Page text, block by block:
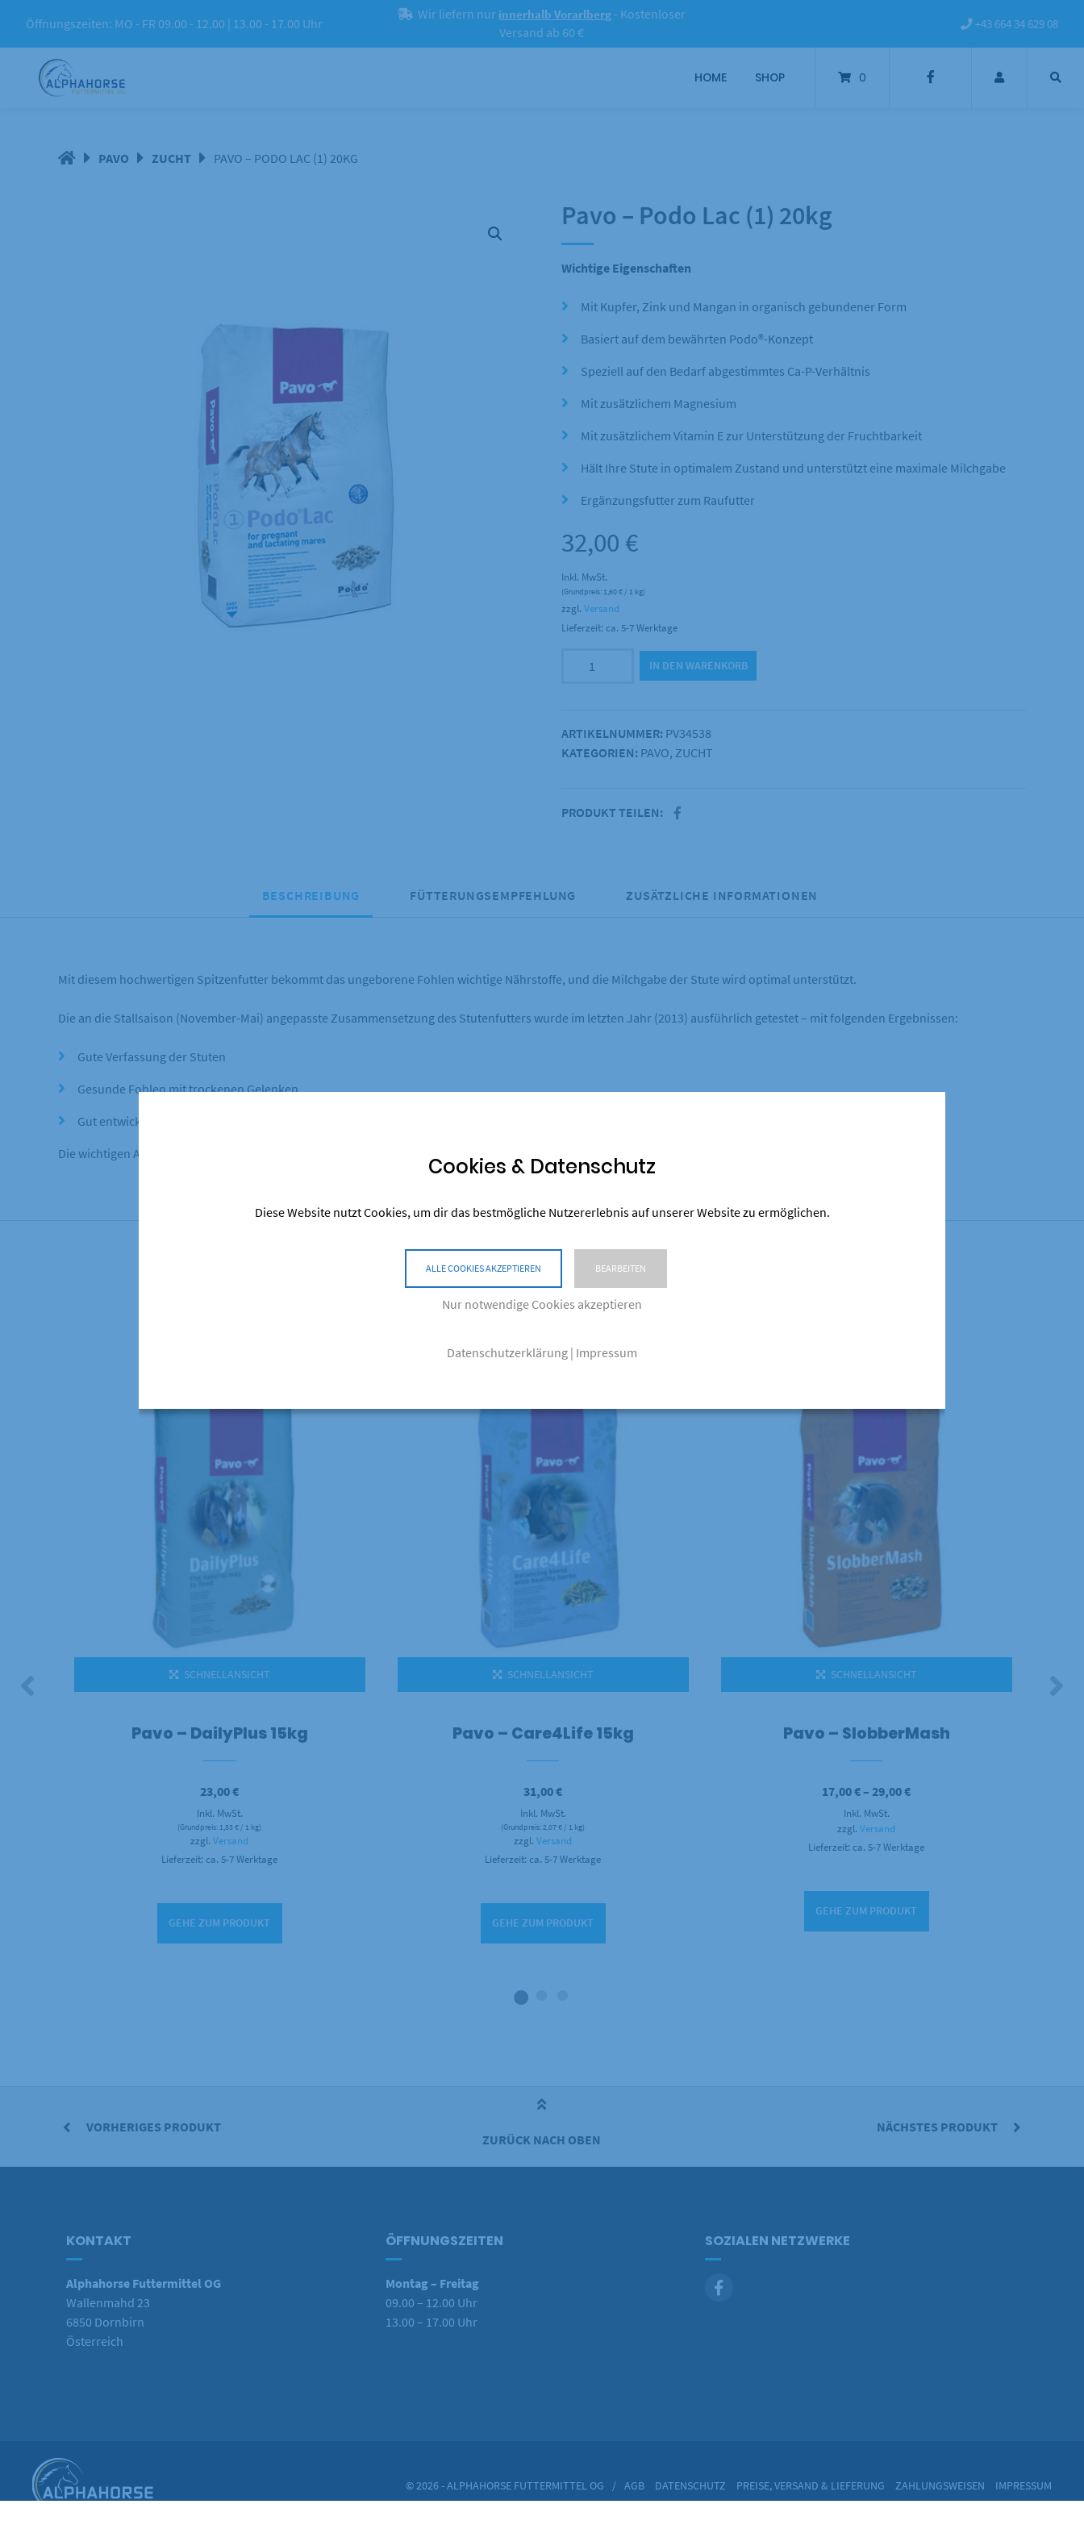
Inhalt
Öffnungszeiten: MO - FR 09.00 - 12.00 | 13.00 - 17.00 Uhr
Wir liefern nur innerhalb Vorarlberg - Kostenloser
Versand ab 60 €
+43 664 34 629 08
HOME SHOP 0
PAVO ZUCHT PAVO – PODO LAC (1) 20KG
Pavo – Podo Lac (1) 20kg
Wichtige Eigenschaften
Mit Kupfer, Zink und Mangan in organisch gebundener Form
Basiert auf dem bewährten Podo®-Konzept
Speziell auf den Bedarf abgestimmtes Ca-P-Verhältnis
Mit zusätzlichem Magnesium
Mit zusätzlichem Vitamin E zur Unterstützung der Fruchtbarkeit
Hält Ihre Stute in optimalem Zustand und unterstützt eine maximale Milchgabe
Ergänzungsfutter zum Raufutter
32,00 €
Inkl. MwSt.
(Grundpreis: 1,60 € / 1 kg)
zzgl. Versand
Lieferzeit: ca. 5-7 Werktage
(1)
20kg
IN DEN WARENKORB
ARTIKELNUMMER: PV34538
KATEGORIEN: PAVO, ZUCHT
PRODUKT TEILEN:
BESCHREIBUNG FÜTTERUNGSEMPFEHLUNG ZUSÄTZLICHE INFORMATIONEN
Mit diesem hochwertigen Spitzenfutter bekommt das ungeborene Fohlen wichtige Nährstoffe, und die Milchgabe der Stute wird optimal unterstützt.
Die an die Stallsaison (November-Mai) angepasste Zusammensetzung des Stutenfutters wurde im letzten Jahr (2013) ausführlich getestet – mit folgenden Ergebnissen:
Gute Verfassung der Stuten
Gesunde Fohlen mit trockenen Gelenken
Gut entwickelte Fohlen
Die wichtigen Anpassungen liegen in den Werten beim Rohprotein (Aminosäuren), Rohfett (Fettsäuren), bei Stärke und den Vitaminen (vornehmlich Vitamin E).
Ähnliche Produkte
SCHNELLANSICHT
Pavo – DailyPlus 15kg
23,00€
Inkl. MwSt.
(Grundpreis: 1,53 € / 1 kg)
zzgl.Versand
Lieferzeit: ca. 5-7 Werktage
GEHE ZUM PRODUKT
SCHNELLANSICHT
Pavo – Care4Life 15kg
31,00€
Inkl. MwSt.
(Grundpreis:2,07 € / 1 kg)
zzgl.Versand
Lieferzeit: ca. 5-7 Werktage
GEHE ZUM PRODUKT
SCHNELLANSICHT
Pavo – SlobberMash
17,00€ –29,00€Preisspanne:
Inkl. MwSt.
zzgl.Versand
Lieferzeit: ca. 5-7 Werktage
GEHE ZUM PRODUKT
VORHERIGES PRODUKT
NÄCHSTES PRODUKT
ZURÜCK NACH OBEN
KONTAKT
Alphahorse Futtermittel OG
Wallenmahd 23
6850 Dornbirn
Österreich
ÖFFNUNGSZEITEN
Montag – Freitag
09.00 – 12.00 Uhr
13.00 – 17.00 Uhr
SOZIALEN NETZWERKE
© 2026 - ALPHAHORSE FUTTERMITTEL OG / AGB DATENSCHUTZ PREISE, VERSAND & LIEFERUNG ZAHLUNGSWEISEN IMPRESSUM
Cookies & Datenschutz
Diese Website nutzt Cookies, um dir das bestmögliche Nutzererlebnis auf unserer Website zu ermöglichen.
ALLE COOKIES AKZEPTIEREN BEARBEITEN
Nur notwendige Cookies akzeptieren
Datenschutzerklärung | Impressum